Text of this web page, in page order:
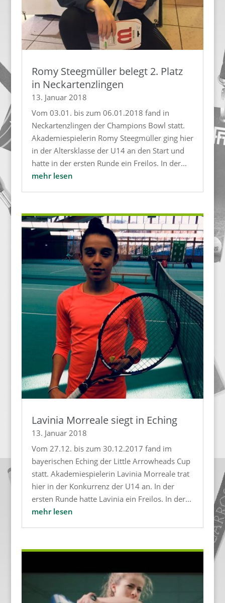
Romy Steegmüller belegt 2. Platz
in Neckartenzlingen
13. Januar 2018
Vom 03.01. bis zum 06.01.2018 fand in
Neckartenzlingen der Champions Bowl statt.
Akademiespielerin Romy Steegmüller ging hier
in der Altersklasse der U14 an den Start und
hatte in der ersten Runde ein Freilos. In der...
mehr lesen
Lavinia Morreale siegt in Eching
13. Januar 2018
Vom 27.12. bis zum 30.12.2017 fand im
bayerischen Eching der Little Arrowheads Cup
statt. Akademiespielerin Lavinia Morreale trat
hier in der Konkurrenz der U14 an. In der
ersten Runde hatte Lavinia ein Freilos. In der...
mehr lesen